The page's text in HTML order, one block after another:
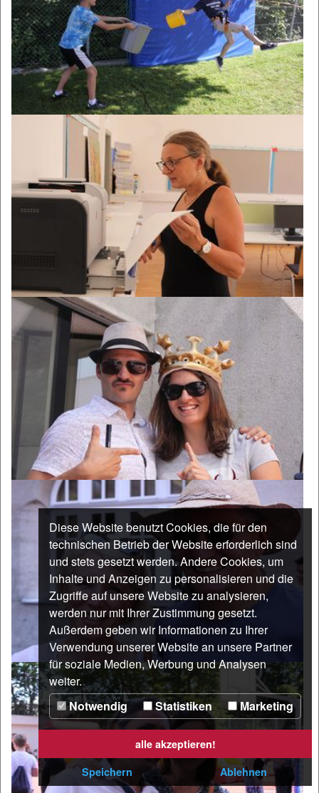
Diese Website benutzt Cookies, die für den
technischen Betrieb der Website erforderlich sind
und stets gesetzt werden. Andere Cookies, um
Inhalte und Anzeigen zu personalisieren und die
Zugriffe auf unsere Website zu analysieren,
werden nur mit Ihrer Zustimmung gesetzt.
Außerdem geben wir Informationen zu Ihrer
Verwendung unserer Website an unsere Partner
für soziale Medien, Werbung und Analysen
weiter.
Notwendig
Statistiken Marketing
alle akzeptieren!
Speichern
Ablehnen